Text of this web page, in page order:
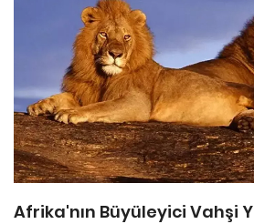
Afrika'nın Büyüleyici Vahşi